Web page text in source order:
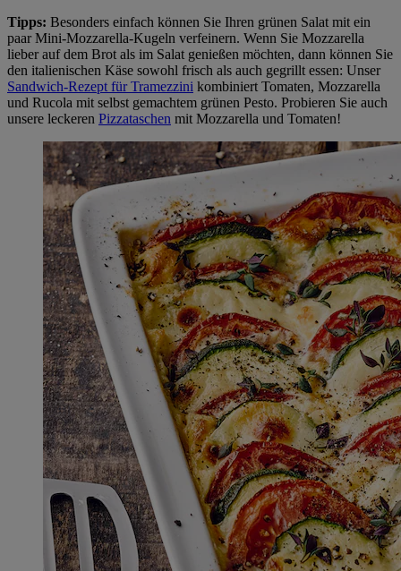
Tipps: Besonders einfach können Sie Ihren grünen Salat mit ein
paar Mini-Mozzarella-Kugeln verfeinern. Wenn Sie Mozzarella
lieber auf dem Brot als im Salat genießen möchten, dann können Sie
den italienischen Käse sowohl frisch als auch gegrillt essen: Unser
Sandwich-Rezept für Tramezzini kombiniert Tomaten, Mozzarella
und Rucola mit selbst gemachtem grünen Pesto. Probieren Sie auch
unsere leckeren Pizzataschen mit Mozzarella und Tomaten!